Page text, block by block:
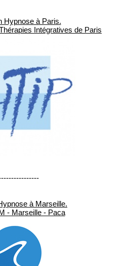
Hypnose à Paris.
Intégratives de Paris
à Marseille.
- Marseille - Paca